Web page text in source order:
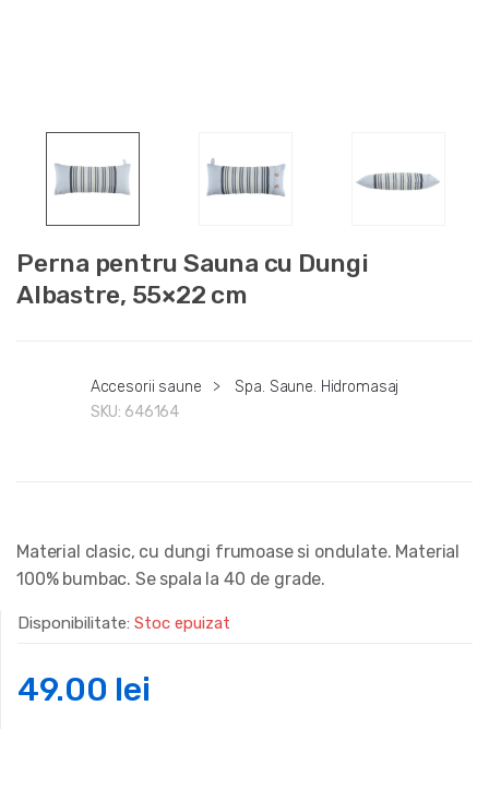
Perna pentru Sauna cu Dungi
Albastre, 55×22 cm
Accesorii saune >
Spa. Saune. Hidromasaj
SKU: 646164
Material clasic, cu dungi frumoase si ondulate. Material
100% bumbac. Se spala la 40 de grade.
Disponibilitate: Stoc epuizat
49.00 lei